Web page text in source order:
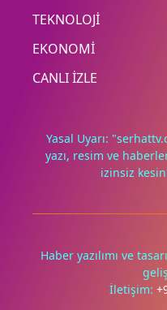
TEKNOLOJİ
EKONOMİ
CANLI İZLE
Yasal Uyarı:
yazı, resim ve
izinsiz
Haber yazılımı ve
İletişim: